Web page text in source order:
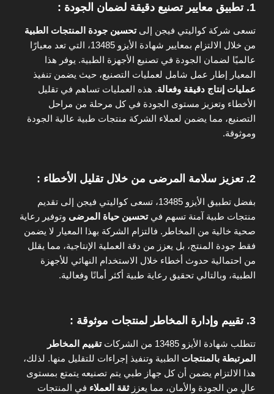
1. تطبيق معايير تصنيع دقيقة لضمان الجودة :
تسعى شركة كواليتي فيجن إلىتحسين جودة المنتجات الطبية
من خلال الالتزام بمعايير شهادة الأيزو 13485، التي تعد معيارًا
عالميًا لضمان الجودة في تصنيع الأجهزة الطبية. يوفر هذا
المعيار إطار عمل شامل لعمليات التصنيع، حيث يضمن تنفيذ
عمليات إنتاج دقيقة وفعالة. هذه العمليات تساهم في تقليل
الأخطاء وتعزيز مستوى الجودة في كل مرحلة من مراحل
التصنيع، مما يضمن لعملاء الشركة منتجات طبية عالية الجودة
وموثوقة.
2. تعزيز سلامة المرضى من خلال تقليل الأخطاء :
بفضل تطبيق الأيزو 13485، تسعى كواليتي فيجن إلى تقديم
منتجات طبية آمنة تسهم فيتحسين حياة المرضى وتوفير رعاية
صحية خالية من المخاطر. فالتزام الشركة بهذا المعيار لا يضمن
فقط جودة المنتج، بل يعزز من دقة العملية الإنتاجية، مما يقلل
من احتمالية حدوث أخطاء خلال الاستخدام النهائي للأجهزة
الطبية، وبالتالي تحقيق رعاية طبية أكثر أمانًا وفعالية.
3. تقييم وإدارة المخاطر لمنتجات موثوقة :
تتطلب شهادة الأيزو 13485 من الشركات
تقييم المخاطر
المرتبطة بالمنتجات الطبية وتنفيذ إجراءات للتقليل منها. لذلك،
هذا الالتزام يضمن أن كل جهاز طبي يتم تصنيعه يتمتع بمستوى
عالٍ من الجودة والأمان، مما يعززثقة العملاء في المنتجات